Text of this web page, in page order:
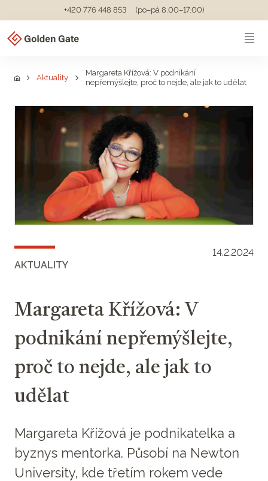
+420 776 448 853 (po–pá 8.00–17.00)
Aktuality
Margareta Křížová: V podnikání
nepřemýšlejte, proč to nejde, ale jak to udělat
AKTUALITY
14.2.2024
Margareta Křížová: V
podnikání nepřemýšlejte,
proč to nejde, ale jak to
udělat
Margareta Křížová je podnikatelka a
byznys mentorka. Působí na Newton
University, kde třetím rokem vede